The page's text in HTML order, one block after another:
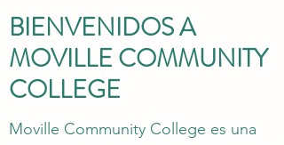
BIENVENIDOS A
MOVILLE COMMUNITY
COLLEGE
Moville Community College es una